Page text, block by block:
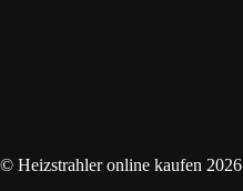
© Heizstrahler online kaufen 2026